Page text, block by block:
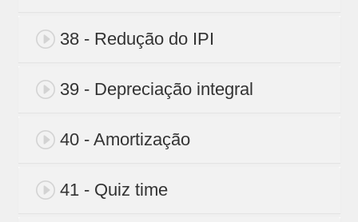
38 - Redução do IPI
39 - Depreciação integral
40 - Amortização
41 - Quiz time